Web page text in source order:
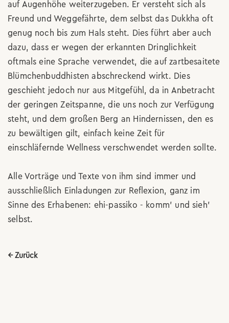
auf Augenhöhe weiterzugeben. Er versteht sich als
Freund und Weggefährte, dem selbst das Dukkha oft
genug noch bis zum Hals steht. Dies führt aber auch
dazu, dass er wegen der erkannten Dringlichkeit
oftmals eine Sprache verwendet, die auf zartbesaitete
Blümchenbuddhisten abschreckend wirkt. Dies
geschieht jedoch nur aus Mitgefühl, da in Anbetracht
der geringen Zeitspanne, die uns noch zur Verfügung
steht, und dem großen Berg an Hindernissen, den es
zu bewältigen gilt, einfach keine Zeit für
einschläfernde Wellness verschwendet werden sollte.
Alle Vorträge und Texte von ihm sind immer und
ausschließlich Einladungen zur Reflexion, ganz im
Sinne des Erhabenen: ehi-passiko - komm' und sieh'
selbst.
← Zurück